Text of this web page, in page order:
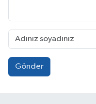
Gönder